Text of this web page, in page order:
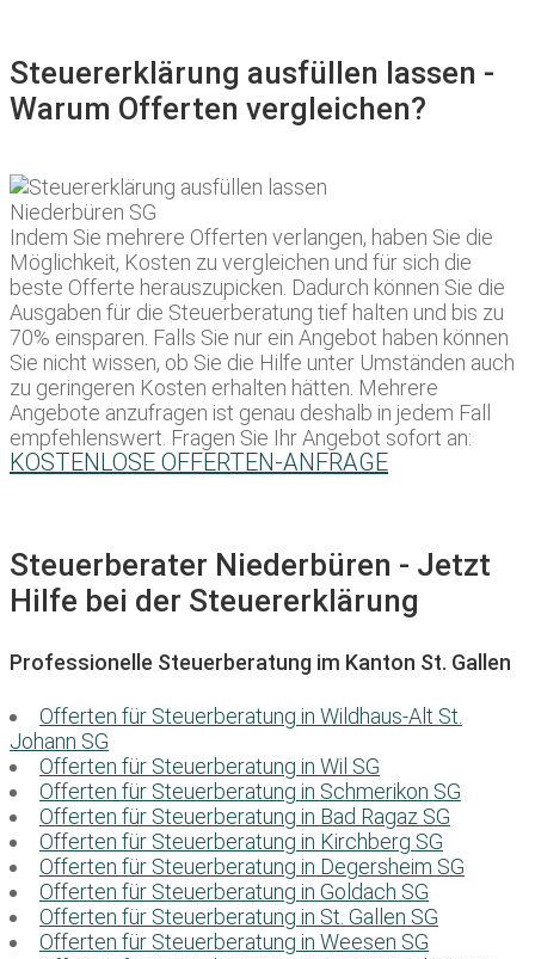
Steuererklärung ausfüllen lassen -
Warum Offerten vergleichen?
Indem Sie mehrere Offerten verlangen, haben Sie die
Möglichkeit, Kosten zu vergleichen und für sich die
beste Offerte herauszupicken. Dadurch können Sie die
Ausgaben für die Steuerberatung tief halten und bis zu
70% einsparen. Falls Sie nur ein Angebot haben können
Sie nicht wissen, ob Sie die Hilfe unter Umständen auch
zu geringeren Kosten erhalten hätten. Mehrere
Angebote anzufragen ist genau deshalb in jedem Fall
empfehlenswert. Fragen Sie Ihr Angebot sofort an:
KOSTENLOSE OFFERTEN-ANFRAGE
Steuerberater Niederbüren - Jetzt
Hilfe bei der Steuererklärung
Professionelle Steuerberatung im Kanton St. Gallen
Offerten für Steuerberatung in Wildhaus-Alt St.
Johann SG
Offerten für Steuerberatung in Wil SG
Offerten für Steuerberatung in Schmerikon SG
Offerten für Steuerberatung in Bad Ragaz SG
Offerten für Steuerberatung in Kirchberg SG
Offerten für Steuerberatung in Degersheim SG
Offerten für Steuerberatung in Goldach SG
Offerten für Steuerberatung in St. Gallen SG
Offerten für Steuerberatung in Weesen SG